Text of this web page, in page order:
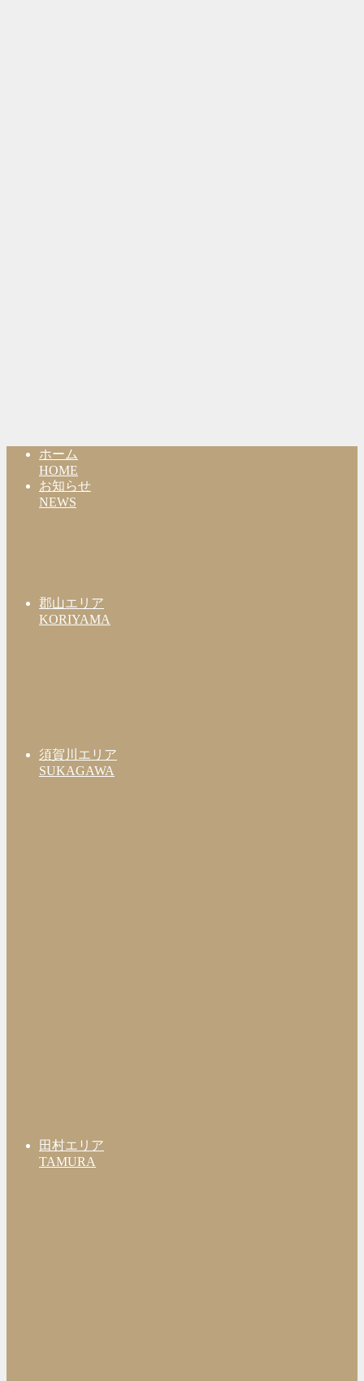
ホーム
HOME
お知らせ
NEWS
郡山エリア
KORIYAMA
須賀川エリア
SUKAGAWA
田村エリア
TAMURA